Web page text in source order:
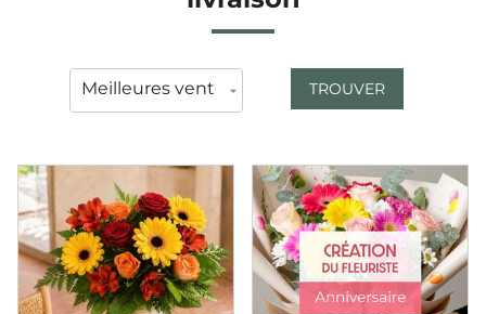
TROUVER